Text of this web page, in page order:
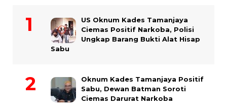
US Oknum Kades Tamanjaya
Ciemas Positif Narkoba, Polisi
Ungkap Barang Bukti Alat Hisap
Sabu
Oknum Kades Tamanjaya Positif
Sabu, Dewan Batman Soroti
Ciemas Darurat Narkoba